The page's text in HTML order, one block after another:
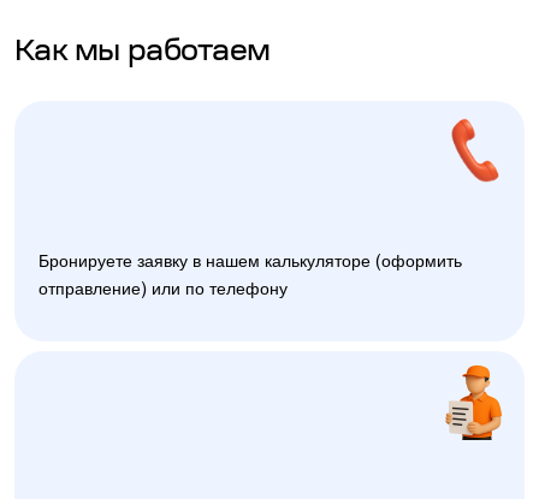
Как мы работаем
Бронируете заявку в нашем калькуляторе (оформить
отправление) или по телефону